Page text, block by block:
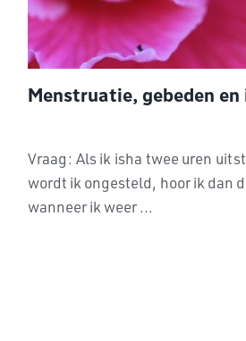
Menstruatie, gebeden en
Vraag: Als ik isha twee uren
wordt ik ongesteld, hoor ik dan
wanneer ik weer ...